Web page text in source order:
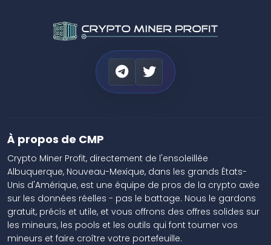
À propos de CMP
Crypto Miner Profit, directement de l'ensoleillée
Albuquerque, Nouveau-Mexique, dans les grands États-
Unis d'Amérique, est une équipe de pros de la crypto axée
sur les données réelles - pas le battage. Nous le gardons
gratuit, précis et utile, et vous offrons des offres solides sur
les mineurs, les pools et les outils qui font tourner vos
mineurs et faire croître votre portefeuille.